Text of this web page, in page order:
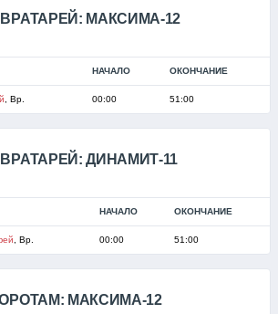
МАКСИМА-12
НАЧАЛО ОКОНЧАНИЕ
, Вр. 00:00 51:00
ДИНАМИТ-11
НАЧАЛО ОКОНЧАНИЕ
, Вр. 00:00 51:00
МАКСИМА-12